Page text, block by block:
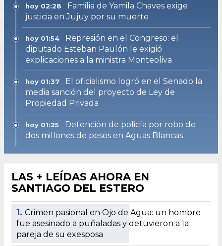
hoy 02:28
Familia de Yamila Chaves exige
justicia en Jujuy por su muerte
hoy 01:54
Represión en el Congreso: el
diputado Esteban Paulón le exigió
explicaciones a la ministra Monteoliva
hoy 01:37
El oficialismo logró en el Senado la
media sanción del proyecto de Ley de
Propiedad Privada
hoy 01:25
Detención de policía por robo de
dos millones de pesos en Aguas Blancas
LAS + LEÍDAS AHORA EN
SANTIAGO DEL ESTERO
1. Crimen pasional en Ojo de Agua: un hombre
fue asesinado a puñaladas y detuvieron a la
pareja de su exesposa